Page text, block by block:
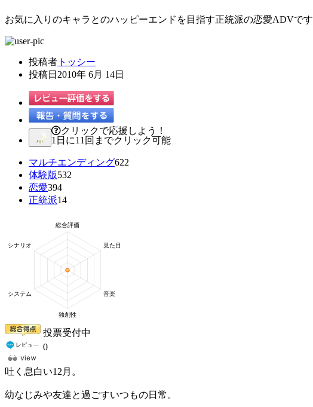
お気に入りのキャラとのハッピーエンドを目指す正統派の恋愛ADVです
投稿者 トッシー
投稿日 2010年 6月 14日
クリックで応援しよう！
1日に11回までクリック可能
マルチエンディング622
体験版532
恋愛394
正統派14
投票受付中
0
吐く息白い12月。
幼なじみや友達と過ごすいつもの日常。